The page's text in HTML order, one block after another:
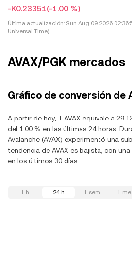
-K0.23351(-1.00 %)
Última actualización: Sun Aug 09 2026
Universal Time)
AVAX/PGK mercados
Gráfico de conversión de
A partir de hoy, 1 AVAX equivale a
del 1.00 % en las últimas 24 horas.
Avalanche (AVAX) experimentó una
tendencia de AVAX es bajista, con
en los últimos 30 días.
1 h 24 h 1 sem 1